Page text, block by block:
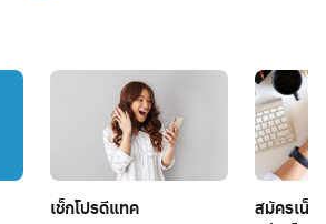
เช็กโปรดีแทค
สมัครเน็ต